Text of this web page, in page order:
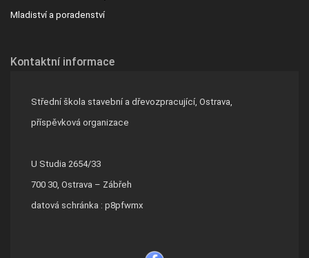
Mladiství a poradenství
Kontaktní informace
Střední škola stavební a dřevozpracující, Ostrava,
příspěvková organizace
U Studia 2654/33
700 30, Ostrava – Zábřeh
datová schránka : p8pfwmx